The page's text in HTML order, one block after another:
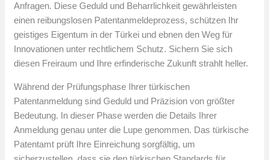
Anfragen. Diese Geduld und Beharrlichkeit gewährleisten
einen reibungslosen Patentanmeldeprozess, schützen Ihr
geistiges Eigentum in der Türkei und ebnen den Weg für
Innovationen unter rechtlichem Schutz. Sichern Sie sich
diesen Freiraum und Ihre erfinderische Zukunft strahlt heller.
Während der Prüfungsphase Ihrer türkischen
Patentanmeldung sind Geduld und Präzision von größter
Bedeutung. In dieser Phase werden die Details Ihrer
Anmeldung genau unter die Lupe genommen. Das türkische
Patentamt prüft Ihre Einreichung sorgfältig, um